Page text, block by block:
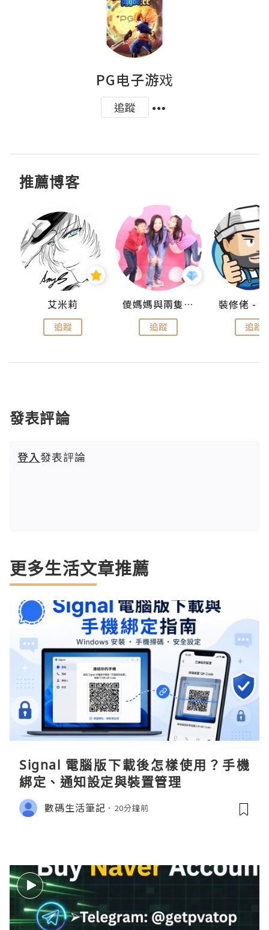
PG电子游戏
追蹤
推薦博客
艾米莉
追蹤
儍媽媽與兩隻小魔怪之家
追蹤 追蹤
發表評論
登入發表評論
更多生活文章推薦
Signal 電腦版下載後怎樣使用？手機
綁定、通知設定與裝置管理
數碼生活筆記 20分鐘前